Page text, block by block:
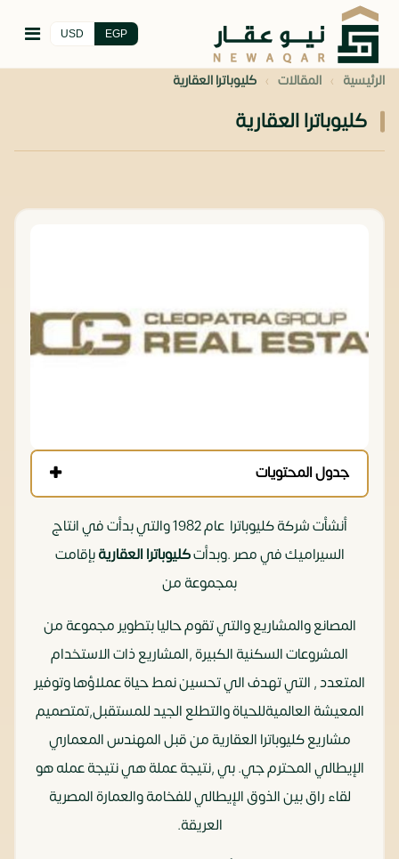
EGP
USD
الرئيسية › المقالات › كليوباترا العقارية
كليوباترا العقارية
جدول المحتويات
أنشأت شركة كليوباترا عام 1982 والتي بدأت في انتاج
السيراميك في مصر .وبدأتكليوباترا العقاريةبإقامت
بمجموعة من
المصانع والمشاريع والتي تقوم حاليا بتطوير مجموعة من
المشروعات السكنية الكبيرة ,المشاريع ذات الاستخدام
المتعدد , التي تهدف الي تحسين نمط حياة عملاؤها وتوفير
المعيشة العالميةللحياة والتطلع الجيد للمستقبل,تمتصميم
مشاريع كليوباترا العقارية من قبل المهندس المعماري
الإيطالي المحترم جي. بي ,نتيجة عملة هي نتيجة عمله هو
لقاء راق بين الذوق الإيطالي للفخامة والعمارة المصرية
العريقة.